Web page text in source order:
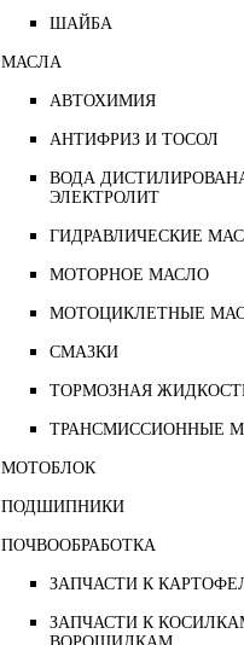
ШАЙБА
МАСЛА
АВТОХИМИЯ
АНТИФРИЗ И ТОСОЛ
ВОДА
ЭЛЕКТРОЛИТ
ГИДРАВЛИЧЕСКИЕ
МОТОРНОЕ МАСЛО
МОТОЦИКЛЕТНЫЕ
СМАЗКИ
ТОРМОЗНАЯ
ТРАНСМИССИОННЫЕ
МОТОБЛОК
ПОДШИПНИКИ
ПОЧВООБРАБОТКА
ЗАПЧАСТИ К
ЗАПЧАСТИ К